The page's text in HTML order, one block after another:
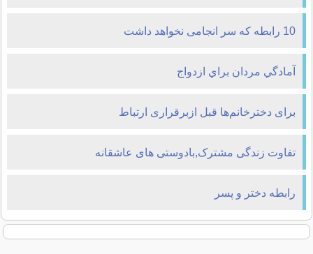
10 رابطه که سر انجامی نخواهد داشت
آمادگي مردان براي ازدواج
برای دخترخانم‌ها قبل ازبرقراری ارتباط
تفاوت زندگی مشترک,بادوستی های عاشقانه
رابطه دختر و پسر